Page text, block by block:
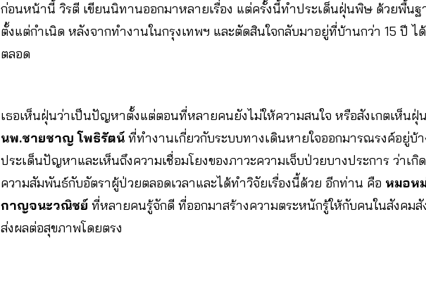
ก่อนหน้านี้ วิรตี เขียนนิทานออกมาหลายเรื่อง แต่ครั้งนี้ทำประเด็นฝุ่นพิษ ด้วยพื้นฐ
ตั้งแต่กำเนิด หลังจากทำงานในกรุงเทพฯ และตัดสินใจกลับมาอยู่ที่บ้านกว่า 15 ปี
ตลอด
เธอเห็นฝุ่นว่าเป็นปัญหาตั้งแต่ตอนที่หลายคนยังไม่ให้ความสนใจ หรือสังเกตเห็นฝุ่
นพ.ชายชาญ โพธิรัตน์ ที่ทำงานเกี่ยวกับระบบทางเดินหายใจออกมารณรงค์อยู่บ้
ประเด็นปัญหาและเห็นถึงความเชื่อมโยงของภาวะความเจ็บป่วยบางประการ ว่าเกิ
ความสัมพันธ์กับอัตราผู้ป่วยตลอดเวลาและได้ทำวิจัยเรื่องนี้ด้วย อีกท่าน คือ หมอห
กาญจนะวณิชย์ ที่หลายคนรู้จักดี ที่ออกมาสร้างความตระหนักรู้ให้กับคนในสังคม
ส่งผลต่อสุขภาพโดยตรง